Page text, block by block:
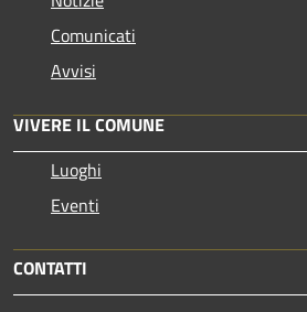
Comunicati
Avvisi
VIVERE IL COMUNE
Luoghi
Eventi
CONTATTI